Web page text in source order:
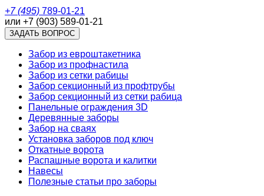
+7 (495) 789-01-21
или +7 (903) 589-01-21
ЗАДАТЬ ВОПРОС
Забор из евроштакетника
Забор из профнастила
Забор из сетки рабицы
Забор секционный из профтрубы
Забор секционный из сетки рабица
Панельные ограждения 3D
Деревянные заборы
Забор на сваях
Установка заборов под ключ
Откатные ворота
Распашные ворота и калитки
Навесы
Полезные статьи про заборы